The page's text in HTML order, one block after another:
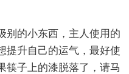
的小东西，主人使用的
提升自己的运气，最好使
筷子上的漆脱落了，请马